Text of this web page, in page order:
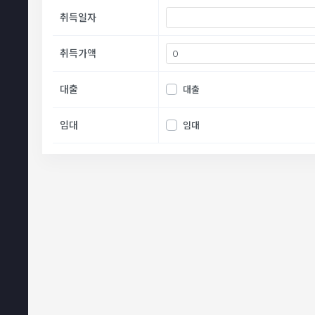
취득일자
취득가액
대출 대출
임대 임대